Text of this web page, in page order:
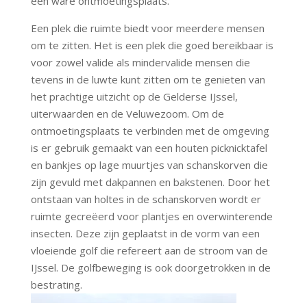
Een plek die ruimte biedt voor meerdere mensen
om te zitten. Het is een plek die goed bereikbaar is
voor zowel valide als mindervalide mensen die
tevens in de luwte kunt zitten om te genieten van
het prachtige uitzicht op de Gelderse IJssel,
uiterwaarden en de Veluwezoom. Om de
ontmoetingsplaats te verbinden met de omgeving
is er gebruik gemaakt van een houten picknicktafel
en bankjes op lage muurtjes van schanskorven die
zijn gevuld met dakpannen en bakstenen. Door het
ontstaan van holtes in de schanskorven wordt er
ruimte gecreëerd voor plantjes en overwinterende
insecten. Deze zijn geplaatst in de vorm van een
vloeiende golf die refereert aan de stroom van de
IJssel. De golfbeweging is ook doorgetrokken in de
bestrating.